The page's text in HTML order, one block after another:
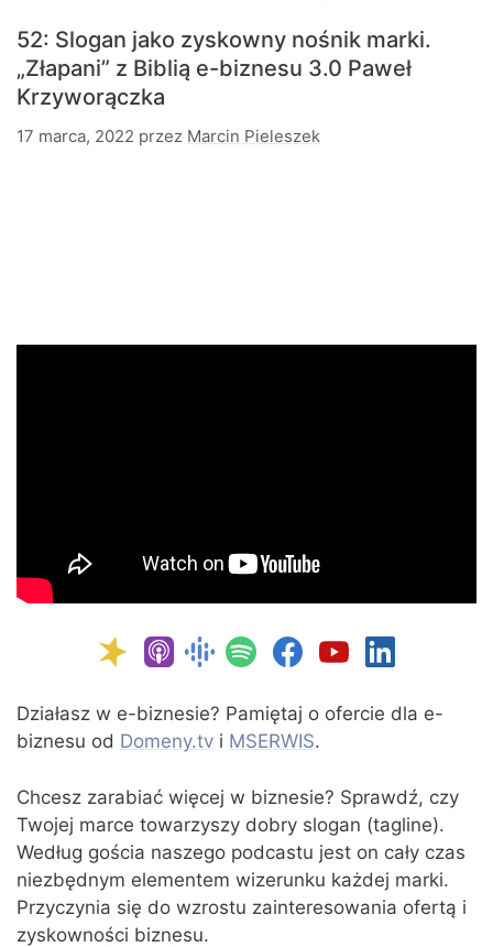
52: Slogan jako zyskowny nośnik marki.
„Złapani” z Biblią e-biznesu 3.0 Paweł
Krzyworączka
17 marca, 2022 przez Marcin Pieleszek
Działasz w e-biznesie? Pamiętaj o ofercie dla e-
biznesu od Domeny.tv i MSERWIS.
Chcesz zarabiać więcej w biznesie? Sprawdź, czy
Twojej marce towarzyszy dobry slogan (tagline).
Według gościa naszego podcastu jest on cały czas
niezbędnym elementem wizerunku każdej marki.
Przyczynia się do wzrostu zainteresowania ofertą i
zyskowności biznesu.